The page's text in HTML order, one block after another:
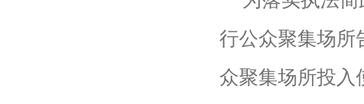
行公众聚集场所
众聚集场所投入